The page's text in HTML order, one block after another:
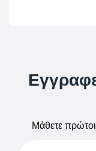
Μάθετε